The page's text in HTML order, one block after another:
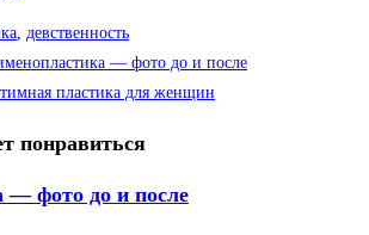
девственность
— фото до и после
пластика для женщин
понравиться
— фото до и после